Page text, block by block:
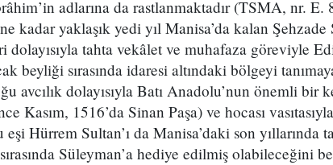
adlarına da rastlanmaktadır (TSMA, nr. E.
kadar yaklaşık yedi yıl Manisa’da kalan
dolayısıyla tahta vekâlet ve muhafaza göreviyle
beyliği sırasında idaresi altındaki bölgeyi
avcılık dolayısıyla Batı Anadolu’nun önemli bir
Kasım, 1516’da Sinan Paşa) ve hocası
Hürrem Sultan’ı da Manisa’daki son yıllarında
Süleyman’a hediye edilmiş olabileceğini